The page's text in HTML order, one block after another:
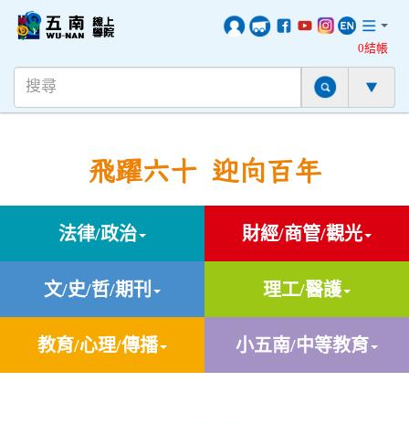
0結帳
飛躍六十 迎向百年
法律/政治 財經/商管/觀光
文/史/哲/期刊 理工/醫護
教育/心理/傳播 小五南/中等教育